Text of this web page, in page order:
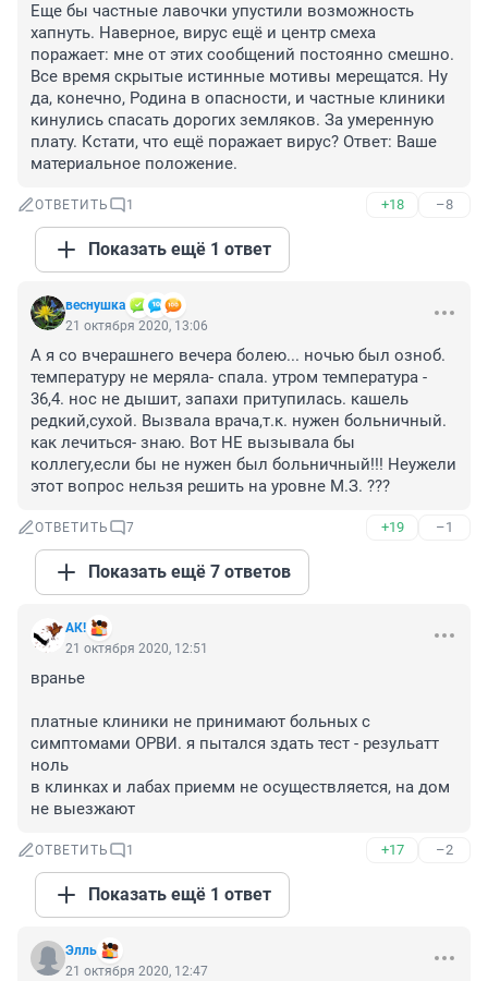
Еще бы частные лавочки упустили возможность
хапнуть. Наверное, вирус ещё и центр смеха
поражает: мне от этих сообщений постоянно смешно.
Все время скрытые истинные мотивы мерещатся. Ну
да, конечно, Родина в опасности, и частные клиники
кинулись спасать дорогих земляков. За умеренную
плату. Кстати, что ещё поражает вирус? Ответ: Ваше
материальное положение.
ОТВЕТИТЬ 1 +18 –8
Показать ещё 1 ответ
веснушка
21 октября 2020, 13:06
А я со вчерашнего вечера болею... ночью был озноб.
температуру не меряла- спала. утром температура -
36,4. нос не дышит, запахи притупилась. кашель
редкий,сухой. Вызвала врача,т.к. нужен больничный.
как лечиться- знаю. Вот НЕ вызывала бы
коллегу,если бы не нужен был больничный!!! Неужели
этот вопрос нельзя решить на уровне М.З. ???
ОТВЕТИТЬ 7 +19 –1
Показать ещё 7 ответов
АК!
21 октября 2020, 12:51
вранье
платные клиники не принимают больных с
симптомами ОРВИ. я пытался здать тест - резульатт
ноль
в клинках и лабах приемм не осуществляется, на дом
не выезжают
ОТВЕТИТЬ 1 +17 –2
Показать ещё 1 ответ
Элль
21 октября 2020, 12:47